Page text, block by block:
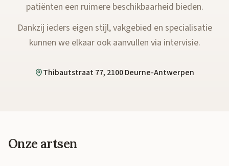
patiënten een ruimere beschikbaarheid bieden.
Dankzij ieders eigen stijl, vakgebied en specialisatie
kunnen we elkaar ook aanvullen via intervisie.
Thibautstraat 77, 2100 Deurne-Antwerpen
Onze artsen